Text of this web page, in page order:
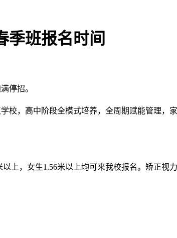
季班报名时间
停招。
校，高中阶段全模式培养，全周期赋能管理，
上，女生1.56米以上均可来我校报名。矫正视力